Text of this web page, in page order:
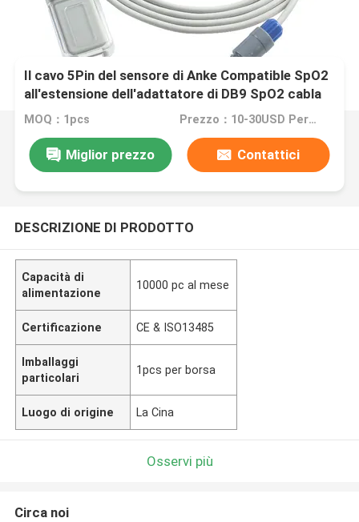
Il cavo 5Pin del sensore di Anke Compatible SpO2
all'estensione dell'adattatore di DB9 SpO2 cabla
2.4M TPU
MOQ：1pcs Prezzo：10-30USD Per pcs
Miglior prezzo Contattici
DESCRIZIONE DI PRODOTTO
Capacità di
alimentazione
10000 pc al mese
Certificazione CE & ISO13485
Imballaggi
particolari
1pcs per borsa
Luogo di origine La Cina
Osservi più
Circa noi